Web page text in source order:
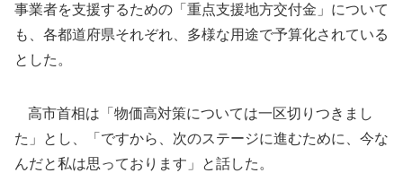
事業者を支援するための「重点支援地方交付金」について
も、各都道府県それぞれ、多様な用途で予算化されている
とした。
高市首相は「物価高対策については一区切りつきまし
た」とし、「ですから、次のステージに進むために、今な
んだと私は思っております」と話した。